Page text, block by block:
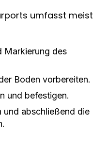
umfasst meist
Markierung des
Boden vorbereiten.
und befestigen.
und abschließend die